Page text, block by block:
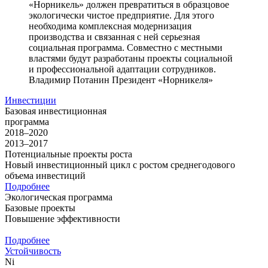
«Норникель» должен превратиться в образцовое
экологически чистое предприятие. Для этого
необходима комплексная модернизация
производства и связанная с ней серьезная
социальная программа. Совместно с местными
властями будут разработаны проекты социальной
и профессиональной адаптации сотрудников.
Владимир Потанин Президент «Норникеля»
Инвестиции
Базовая инвестиционная
программа
2018–2020
2013–2017
Потенциальные проекты роста
Новый инвестиционный цикл с ростом среднегодового
объема инвестиций
Подробнее
Экологическая программа
Базовые проекты
Повышение эффективности
Подробнее
Устойчивость
Ni